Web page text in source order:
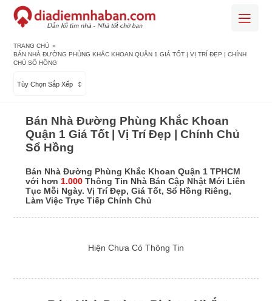
TRANG CHỦ »
BÁN NHÀ ĐƯỜNG PHÙNG KHẮC KHOAN QUẬN 1 GIÁ TỐT | VỊ TRÍ ĐẸP | CHÍNH
CHỦ SỔ HỒNG
Tùy Chọn Sắp Xếp
Bán Nhà Đường Phùng Khắc Khoan
Quận 1 Giá Tốt | Vị Trí Đẹp | Chính Chủ
Sổ Hồng
Bán Nhà Đường Phùng Khắc Khoan Quận 1 TPHCM
với hơn1.000 Thông Tin Nhà Bán Cập Nhật Mới Liên
Tục Mỗi Ngày. Vị Trí Đẹp, Giá Tốt, Sổ Hồng Riêng,
Làm Việc Trực Tiếp Chính Chủ
Hiện Chưa Có Thông Tin